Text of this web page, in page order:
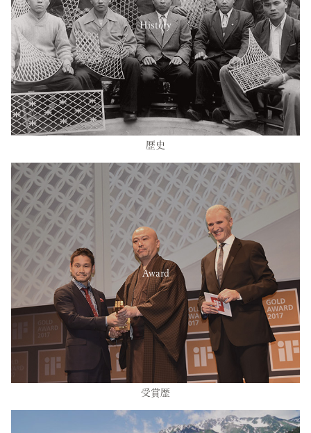
History
歴史
Award
受賞歴